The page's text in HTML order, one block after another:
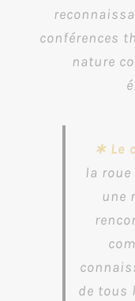
conférences
nature
∗ Le
la roue
une
de tous